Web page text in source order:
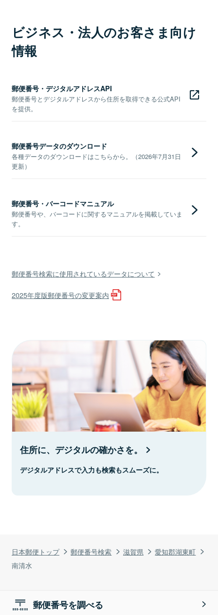
日本郵便トップ 郵便番号検索 滋賀県
愛知郡湖東町
南清水
ビジネス・法人のお客さま向け
情報
郵便番号・デジタルアドレスAPI
郵便番号とデジタルアドレスから住所を取得できる公式API
を提供。
郵便番号データのダウンロード
各種データのダウンロードはこちらから。（2026年7月31日
更新）
郵便番号・バーコードマニュアル
郵便番号や、バーコードに関するマニュアルを掲載していま
す。
郵便番号検索に使用されているデータについて
2025年度版郵便番号の変更案内
住所に、デジタルの確かさを。
デジタルアドレスで入力も検索もスムーズに。
郵便番号を調べる